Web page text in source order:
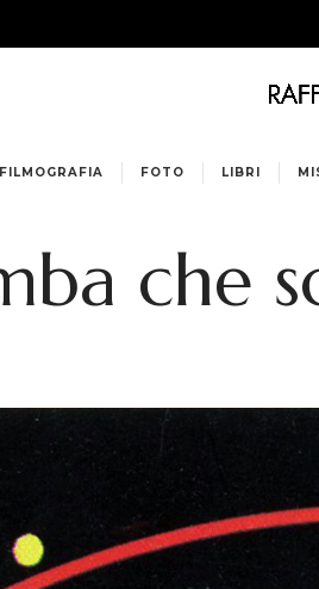
FILMOGRAFIA FOTO LIBRI
che